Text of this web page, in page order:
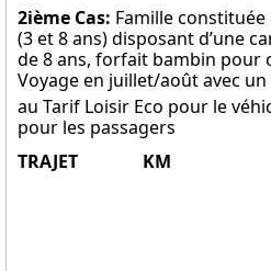
2ième Cas: Famille
(3 et 8 ans) disposant d’une
de 8 ans, forfait bambin pour
Voyage en juillet/août avec un
au Tarif Loisir Eco pour le
pour les passagers
TRAJET
KM